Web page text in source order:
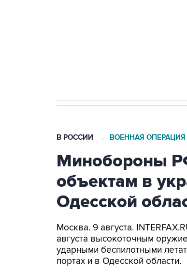
В РОССИИ → ВОЕННАЯ
Минобороны
объектам в
Одесской
Москва. 9 августа.
августа высокоточным
ударными беспилотными
портах и в Одесской области.